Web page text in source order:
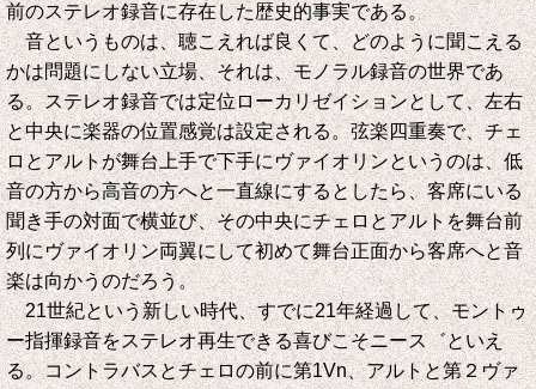
前のステレオ録音に存在した歴史的事実である。
音というものは、聴こえれば良くて、どのように聞こえる
かは問題にしない立場、それは、モノラル録音の世界であ
る。ステレオ録音では定位ローカリゼイションとして、左右
と中央に楽器の位置感覚は設定される。弦楽四重奏で、チェ
ロとアルトが舞台上手で下手にヴァイオリンというのは、低
音の方から高音の方へと一直線にするとしたら、客席にいる
聞き手の対面で横並び、その中央にチェロとアルトを舞台前
列にヴァイオリン両翼にして初めて舞台正面から客席へと音
楽は向かうのだろう。
21世紀という新しい時代、すでに21年経過して、モントゥ
ー指揮録音をステレオ再生できる喜びこそニース゛といえ
る。コントラバスとチェロの前に第1Vn、アルトと第２ヴァ